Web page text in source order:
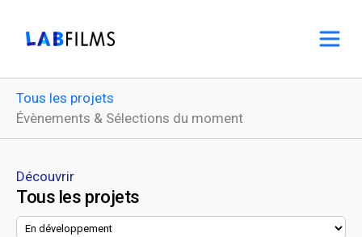
Tous les projets
Évènements & Sélections du moment
Découvrir
Tous les projets